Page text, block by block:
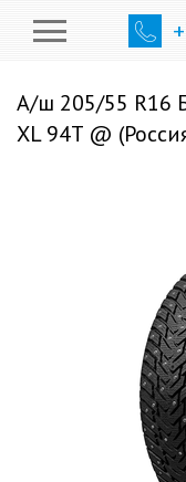
А/ш 205/55 R16
XL 94T @